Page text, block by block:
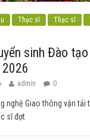
Thạc sĩ Thạc sĩ
sinh Đào
admin 0
nghệ Giao thông vận tải
sĩ đợt